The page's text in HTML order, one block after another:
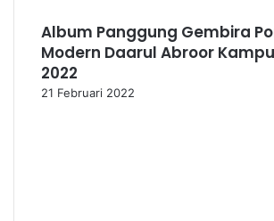
Album Panggung Gembira
Modern Daarul Abroor
2022
21 Februari 2022